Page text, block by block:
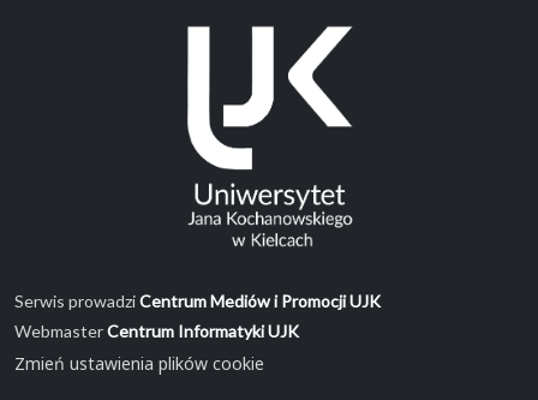
Serwis prowadziCentrum Mediów i Promocji UJK
WebmasterCentrum Informatyki UJK
Zmień ustawienia plików cookie